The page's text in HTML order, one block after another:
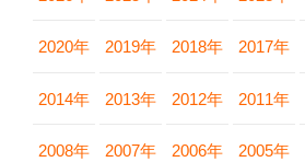
2020年 2019年 2018年 2017年
2014年 2013年 2012年 2011年
2008年 2007年 2006年 2005年